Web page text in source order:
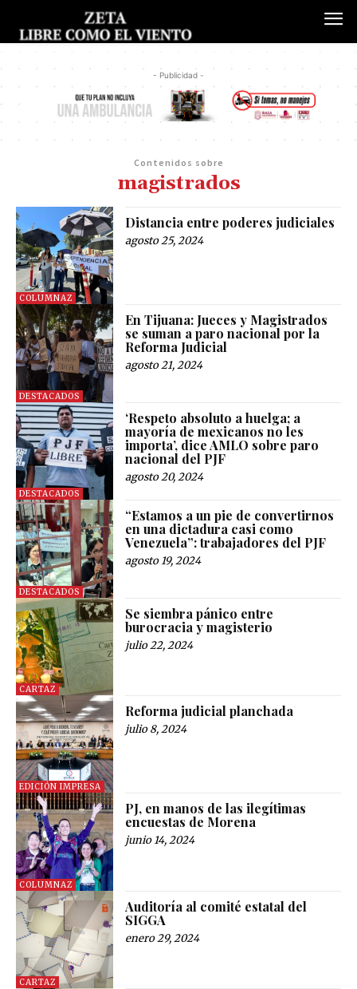
- Publicidad -
Contenidos sobre
magistrados
COLUMNAZ
Distancia entre poderes judiciales
agosto 25, 2024
DESTACADOS
En Tijuana: Jueces y Magistrados
se suman a paro nacional por la
Reforma Judicial
agosto 21, 2024
DESTACADOS
‘Respeto absoluto a huelga; a
mayoría de mexicanos no les
importa’, dice AMLO sobre paro
nacional del PJF
agosto 20, 2024
DESTACADOS
“Estamos a un pie de convertirnos
en una dictadura casi como
Venezuela”: trabajadores del PJF
agosto 19, 2024
CARTAZ
Se siembra pánico entre
burocracia y magisterio
julio 22, 2024
EDICIÓN IMPRESA
Reforma judicial planchada
julio 8, 2024
COLUMNAZ
PJ, en manos de las ilegítimas
encuestas de Morena
junio 14, 2024
CARTAZ
Auditoría al comité estatal del
SIGGA
enero 29, 2024